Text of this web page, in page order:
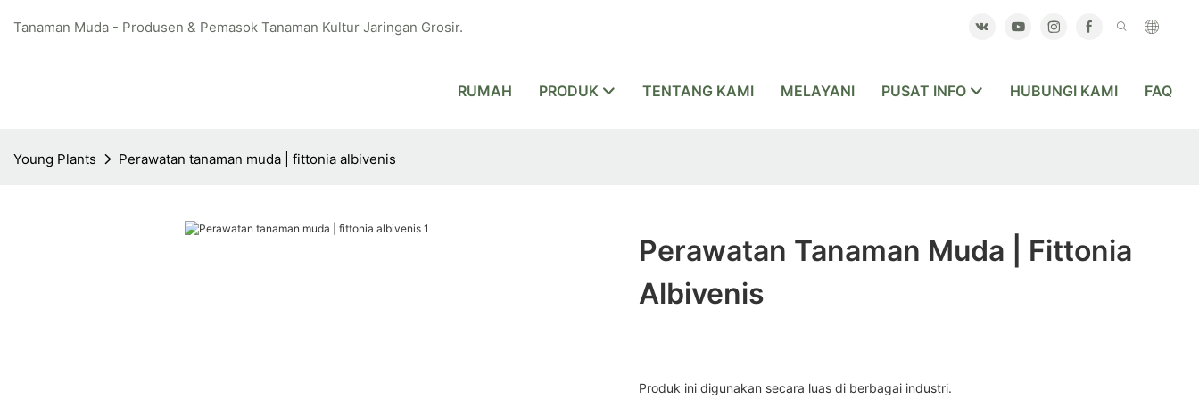
Tanaman Muda - Produsen & Pemasok Tanaman Kultur Jaringan Grosir.
RUMAH PRODUK TENTANG KAMI MELAYANI PUSAT INFO HUBUNGI KAMI FAQ
Young Plants Perawatan tanaman muda | fittonia albivenis
Perawatan Tanaman Muda | Fittonia
Albivenis
Produk ini digunakan secara luas di berbagai industri.